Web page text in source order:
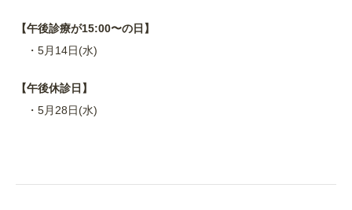
【午後診療が15:00〜の日】
・5月14日(水)
【午後休診日】
・5月28日(水)